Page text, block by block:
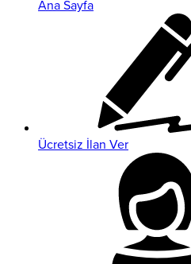
Ana Sayfa
Ücretsiz İlan Ver